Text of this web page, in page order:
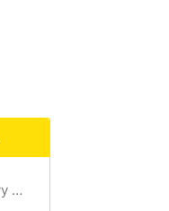
Spider-Man. Całkiem nowy dzień